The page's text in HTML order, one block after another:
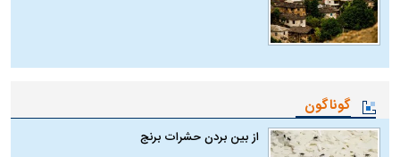
گوناگون
از بین بردن حشرات برنج